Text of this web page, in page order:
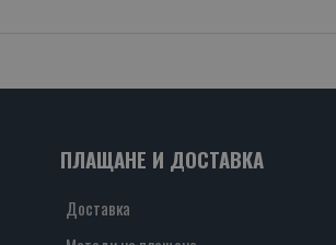
ПЛАЩАНЕ И ДОСТАВКА
Доставка